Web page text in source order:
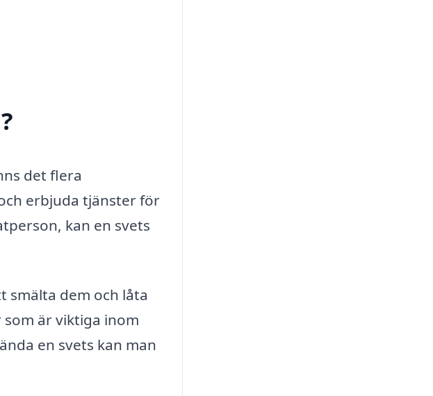
det flera
erbjuda tjänster för
kan en svets
smälta dem och låta
är viktiga inom
en svets kan man